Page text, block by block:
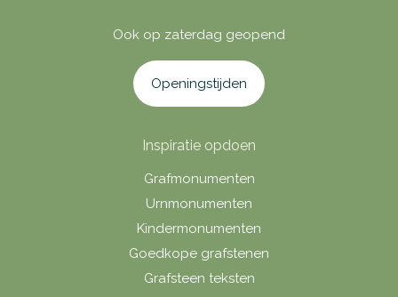
Ook op zaterdag geopend
Openingstijden
Inspiratie opdoen
Grafmonumenten
Urnmonumenten
Kindermonumenten
Goedkope grafstenen
Grafsteen teksten